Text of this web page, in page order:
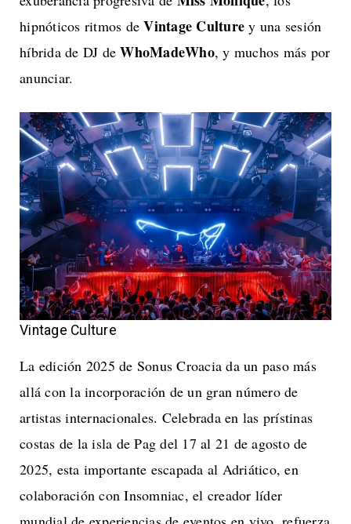
hipnóticos ritmos deVintage Culture y una sesión
híbrida de DJ deWhoMadeWho, y muchos más por
anunciar.
Vintage Culture
La edición 2025 de Sonus Croacia da un paso más
allá con la incorporación de un gran número de
artistas internacionales. Celebrada en las prístinas
costas de la isla de Pag del 17 al 21 de agosto de
2025, esta importante escapada al Adriático, en
colaboración con Insomniac, el creador líder